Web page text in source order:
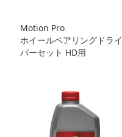
Motion Pro
ホイールベアリングドライ
バーセット HD用